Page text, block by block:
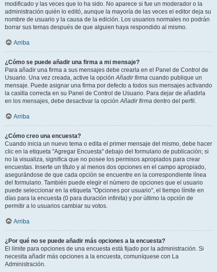
modificado y las veces que lo ha sido. No aparece si fue un moderador o la
administración quién lo editó, aunque la mayoría de las veces el editor deja su
nombre de usuario y la causa de la edición. Los usuarios normales no podrán
borrar sus temas después de que alguien haya respondido al mismo.
Arriba
¿Cómo se puede añadir una firma a mi mensaje?
Para añadir una firma a sus mensajes debe crearla en el Panel de Control de
Usuario. Una vez creada, active la opciónAñadir firma cuando publique un
mensaje. Puede asignar una firma por defecto a todos sus mensajes activando
la casilla correcta en su Panel de Control de Usuario. Para dejar de añadirla
en los mensajes, debe desactivar la opciónAñadir firma dentro del perfil.
Arriba
¿Cómo creo una encuesta?
Cuando inicia un nuevo tema o edita el primer mensaje del mismo, debe hacer
clic en la etiqueta "Agregar Encuesta" debajo del formulario de publicación; si
no la visualiza, significa que no posee los permisos apropiados para crear
encuestas. Inserte un título y al menos dos opciones en el campo apropiado,
asegurándose de que cada opción se encuentre en la correspondiente línea
del formulario. También puede elegir el número de opciones que el usuario
puede seleccionar en la etiqueta "Opciones por usuario", el tiempo límite en
días para la encuesta (0 para duración infinita) y por último la opción de
permitir a lo usuarios cambiar su votos.
Arriba
¿Por qué no se puede añadir más opciones a la encuesta?
El límite para opciones de una encuesta está fijado por la administración. Si
necesita añadir más opciones a la encuesta, comuníquese con La
Administración.